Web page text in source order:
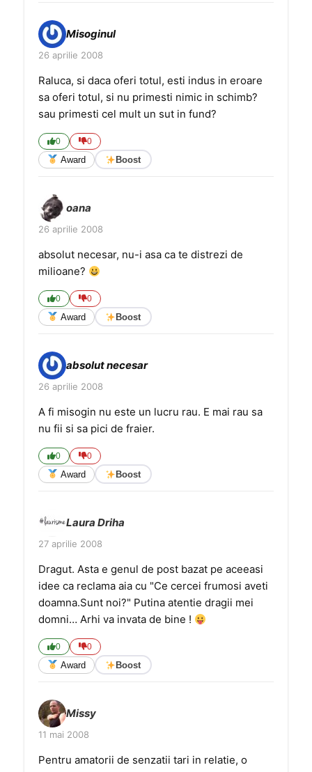
Misoginul
26 aprilie 2008
Raluca, si daca oferi totul, esti indus in eroare
sa oferi totul, si nu primesti nimic in schimb?
sau primesti cel mult un sut in fund?
0 0
Award Boost
oana
26 aprilie 2008
absolut necesar, nu-i asa ca te distrezi de
milioane?
0 0
Award Boost
absolut necesar
26 aprilie 2008
A fi misogin nu este un lucru rau. E mai rau sa
nu fii si sa pici de fraier.
0 0
Award Boost
Laura Driha
27 aprilie 2008
Dragut. Asta e genul de post bazat pe aceeasi
idee ca reclama aia cu "Ce cercei frumosi aveti
doamna.Sunt noi?" Putina atentie dragii mei
domni… Arhi va invata de bine !
0 0
Award Boost
Missy
11 mai 2008
Pentru amatorii de senzatii tari in relatie, o